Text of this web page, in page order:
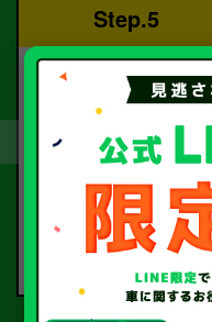
Step.5
完了！
書類手続きを経て、
当社から指定口座へ
お振込いたします。